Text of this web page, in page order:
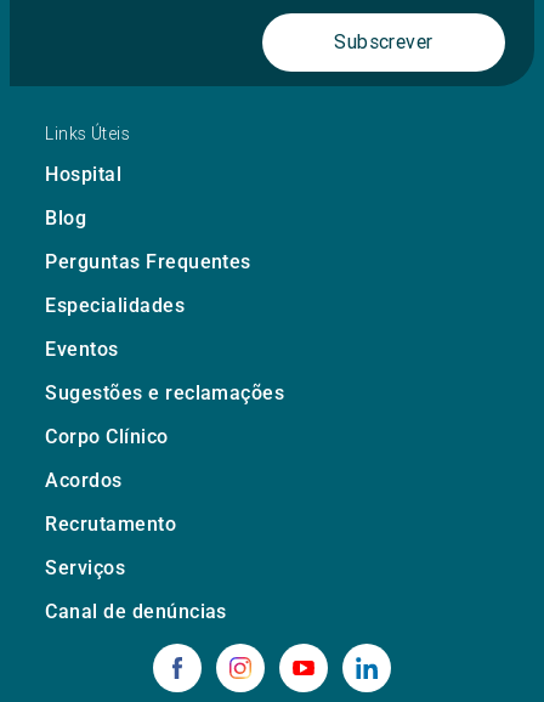
Subscrever
Links Úteis
Hospital
Blog
Perguntas Frequentes
Especialidades
Eventos
Sugestões e reclamações
Corpo Clínico
Acordos
Recrutamento
Serviços
Canal de denúncias